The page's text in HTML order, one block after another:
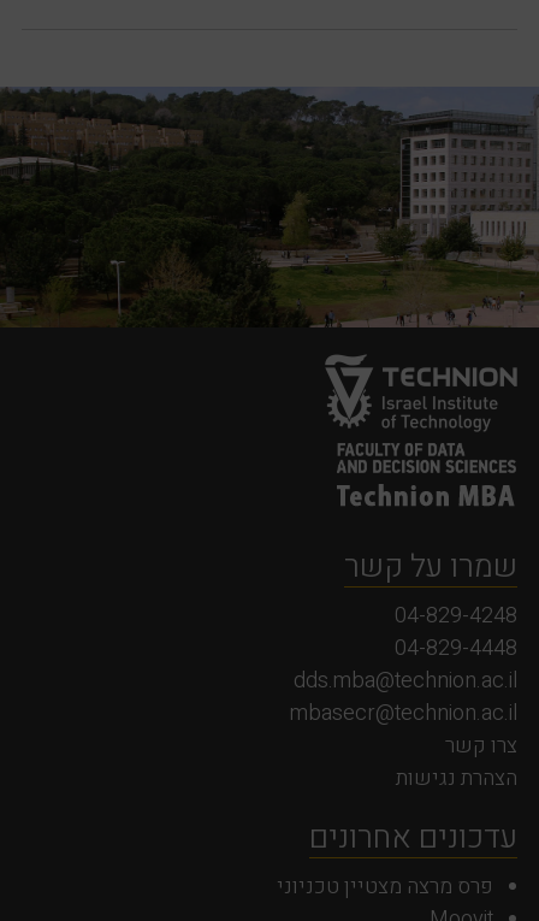
שמרו על קשר
04-829-4248
04-829-4448
dds.mba@technion.ac.il
mbasecr@technion.ac.il
צרו קשר
הצהרת נגישות
עדכונים אחרונים
פרס מרצה מצטיין טכניוני